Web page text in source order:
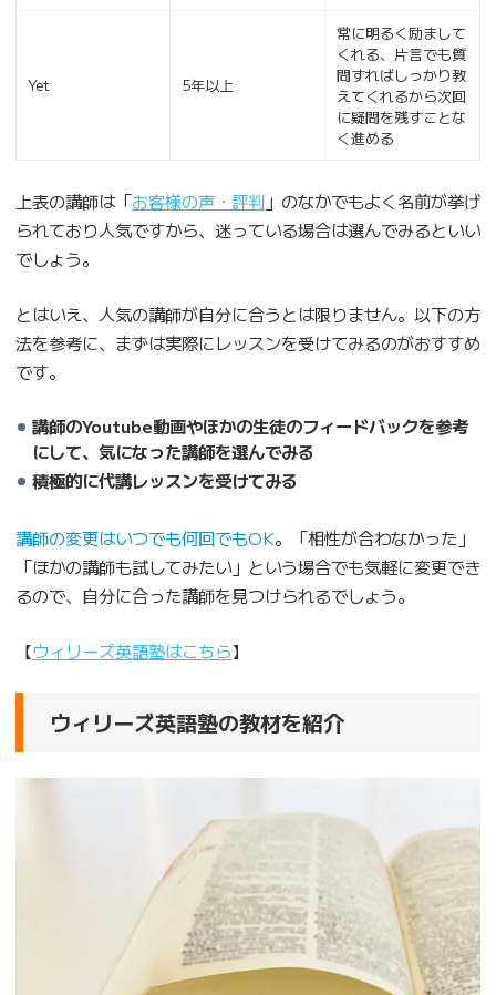
Yet 5年以上
常に明るく励まして
くれる、片言でも質
問すればしっかり教
えてくれるから次回
に疑問を残すことな
く進める
上表の講師は「お客様の声・評判」のなかでもよく名前が挙げ
られており人気ですから、迷っている場合は選んでみるといい
でしょう。
とはいえ、人気の講師が自分に合うとは限りません。以下の方
法を参考に、まずは実際にレッスンを受けてみるのがおすすめ
です。
講師のYoutube動画やほかの生徒のフィードバックを参考
にして、気になった講師を選んでみる
積極的に代講レッスンを受けてみる
講師の変更はいつでも何回でもOK。「相性が合わなかった」
「ほかの講師も試してみたい」という場合でも気軽に変更でき
るので、自分に合った講師を見つけられるでしょう。
【ウィリーズ英語塾はこちら】
ウィリーズ英語塾の教材を紹介